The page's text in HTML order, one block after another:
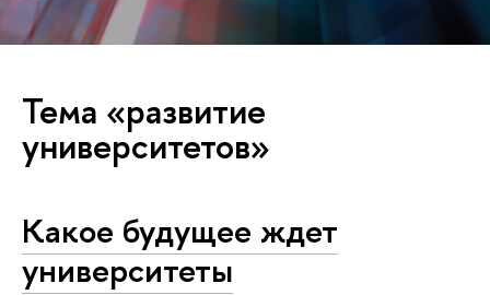
Тема «развитие
университетов»
Какое будущее ждет
университеты